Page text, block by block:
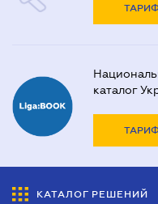
каталог
КАТАЛОГ РЕШЕНИЙ